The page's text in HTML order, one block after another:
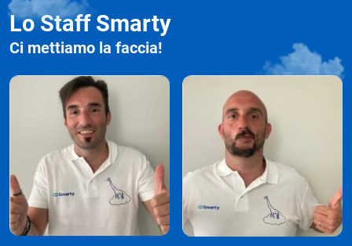
Lo Staff Smarty
Ci mettiamo la faccia!